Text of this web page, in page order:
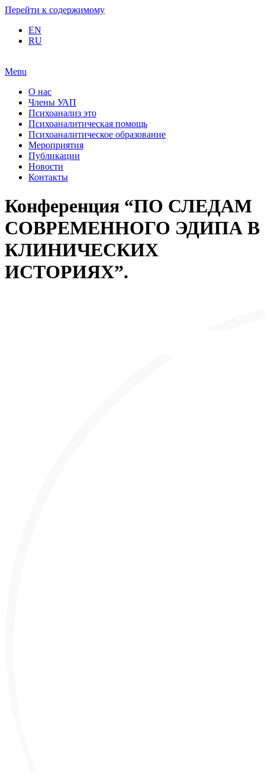
Перейти к содержимому
EN
RU
Menu
О нас
Члены УАП
Психоанализ это
Психоаналитическая помощь
Психоаналитическое образование
Мероприятия
Публикации
Новости
Контакты
Конференция “ПО СЛЕДАМ
СОВРЕМЕННОГО ЭДИПА В
КЛИНИЧЕСКИХ
ИСТОРИЯХ”.